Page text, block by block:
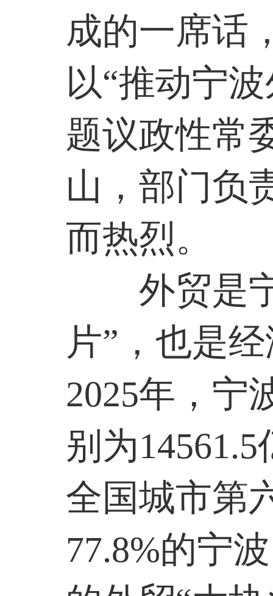
成的一席话
以“推动宁
题议政性常
山，部门负
而热烈。
外贸是
片”，也是
2025年，宁
别为14561.5
全国城市第
77.8%的宁